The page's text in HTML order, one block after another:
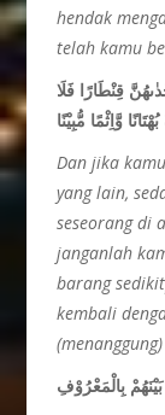
hendak
telah kamu
قِنْطَارًا فَلَا
وَّاِثْمًا مُّبِيْنًا
Dan jika
yang lain,
seseorang di
janganlah
barang
kembali